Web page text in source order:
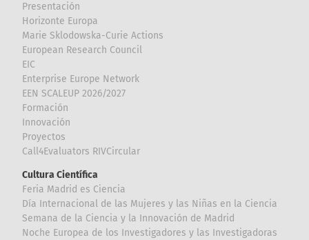
Presentación
Horizonte Europa
Marie Sklodowska-Curie Actions
European Research Council
EIC
Enterprise Europe Network
EEN SCALEUP 2026/2027
Formación
Innovación
Proyectos
Call4Evaluators RIVCircular
Cultura Científica
Feria Madrid es Ciencia
Día Internacional de las Mujeres y las Niñas en la Ciencia
Semana de la Ciencia y la Innovación de Madrid
Noche Europea de los Investigadores y las Investigadoras